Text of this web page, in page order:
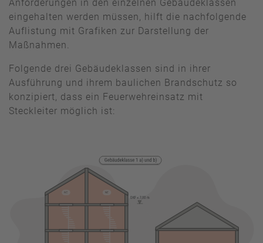
Anforderungen in den einzelnen Gebäudeklassen
eingehalten werden müssen, hilft die nachfolgende
Auflistung mit Grafiken zur Darstellung der
Maßnahmen.
Folgende drei Gebäudeklassen sind in ihrer
Ausführung und ihrem baulichen Brandschutz so
konzipiert, dass ein Feuerwehreinsatz mit
Steckleiter möglich ist: